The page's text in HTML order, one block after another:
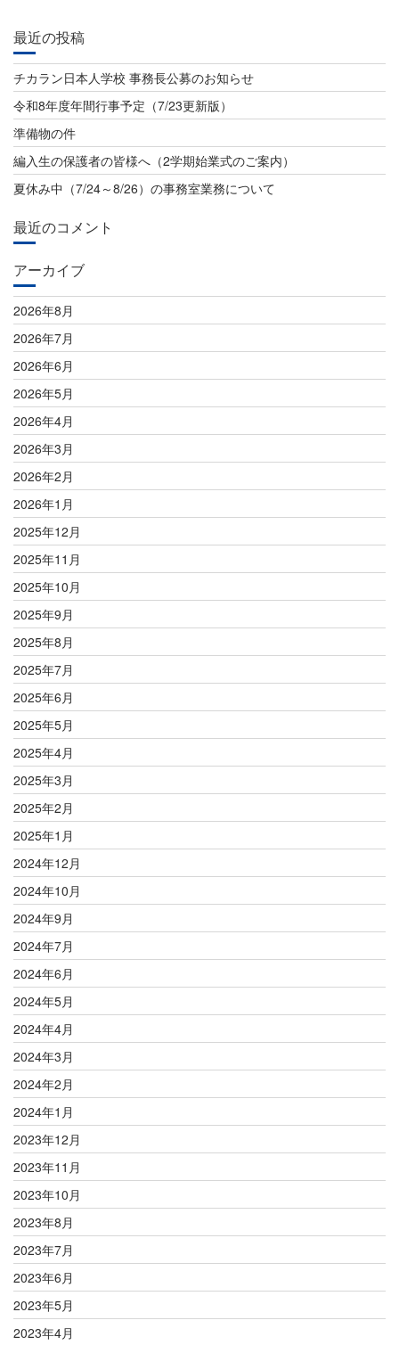
ゲ
ー
シ
ョ
ン
最近の投稿
チカラン日本人学校 事務長公募のお知らせ
令和8年度年間行事予定（7/23更新版）
準備物の件
編入生の保護者の皆様へ（2学期始業式のご案内）
夏休み中（7/24～8/26）の事務室業務について
最近のコメント
アーカイブ
2026年8月
2026年7月
2026年6月
2026年5月
2026年4月
2026年3月
2026年2月
2026年1月
2025年12月
2025年11月
2025年10月
2025年9月
2025年8月
2025年7月
2025年6月
2025年5月
2025年4月
2025年3月
2025年2月
2025年1月
2024年12月
2024年10月
2024年9月
2024年7月
2024年6月
2024年5月
2024年4月
2024年3月
2024年2月
2024年1月
2023年12月
2023年11月
2023年10月
2023年8月
2023年7月
2023年6月
2023年5月
2023年4月